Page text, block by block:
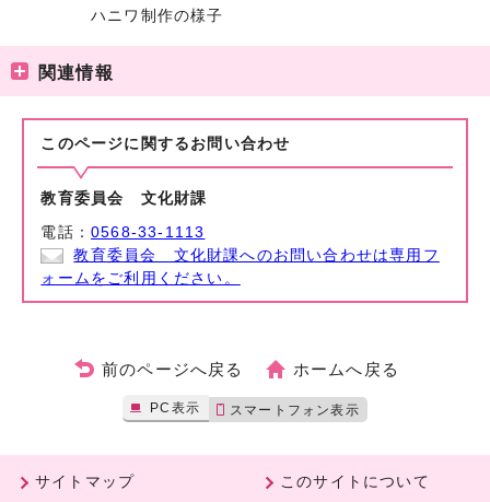
ハニワ制作の様子
関連情報
このページに関する お問い合わせ
教育委員会 文化財課
電話：0568-33-1113
教育委員会 文化財課へのお問い合わせは専用フ
ォームをご利用ください。
前のページへ戻る ホームへ戻る
PC表示 スマートフォン表示
サイトマップ
このサイトについて